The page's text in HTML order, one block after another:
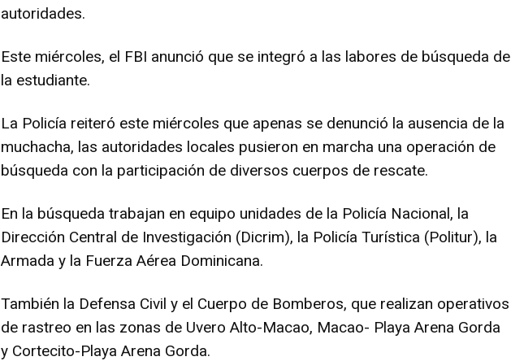
autoridades.
Este miércoles, el FBI anunció que se integró a las labores de búsqueda de
la estudiante.
La Policía reiteró este miércoles que apenas se denunció la ausencia de la
muchacha, las autoridades locales pusieron en marcha una operación de
búsqueda con la participación de diversos cuerpos de rescate.
En la búsqueda trabajan en equipo unidades de la Policía Nacional, la
Dirección Central de Investigación (Dicrim), la Policía Turística (Politur), la
Armada y la Fuerza Aérea Dominicana.
También la Defensa Civil y el Cuerpo de Bomberos, que realizan operativos
de rastreo en las zonas de Uvero Alto-Macao, Macao- Playa Arena Gorda
y Cortecito-Playa Arena Gorda.